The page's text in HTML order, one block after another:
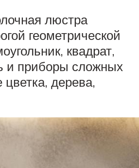
люстра
геометрической
квадрат,
и приборы сложных
дерева,